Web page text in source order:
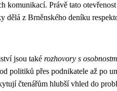
komunikací. Právě tato otevřenost
dělá z Brněnského deníku
jsou také rozhovory s
politiků přes podnikatele až po
čtenářům hlubší vhled do